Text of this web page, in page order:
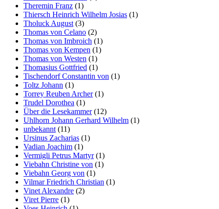
Theremin Franz (1)
Thiersch Heinrich Wilhelm Josias (1)
Tholuck August (3)
Thomas von Celano (2)
Thomas von Imbroich (1)
Thomas von Kempen (1)
Thomas von Westen (1)
Thomasius Gottfried (1)
Tischendorf Constantin von (1)
Toltz Johann (1)
Torrey Reuben Archer(1)
Trudel Dorothea (1)
Über die Lesekammer(12)
Uhlhorn Johann Gerhard Wilhelm (1)
unbekannt (11)
Ursinus Zacharias (1)
Vadian Joachim (1)
Vermigli Petrus Martyr(1)
Viebahn Christine von (1)
Viebahn Georg von (1)
Vilmar Friedrich Christian (1)
Vinet Alexandre (2)
Viret Pierre (1)